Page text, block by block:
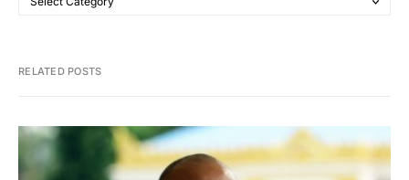
RELATED POSTS